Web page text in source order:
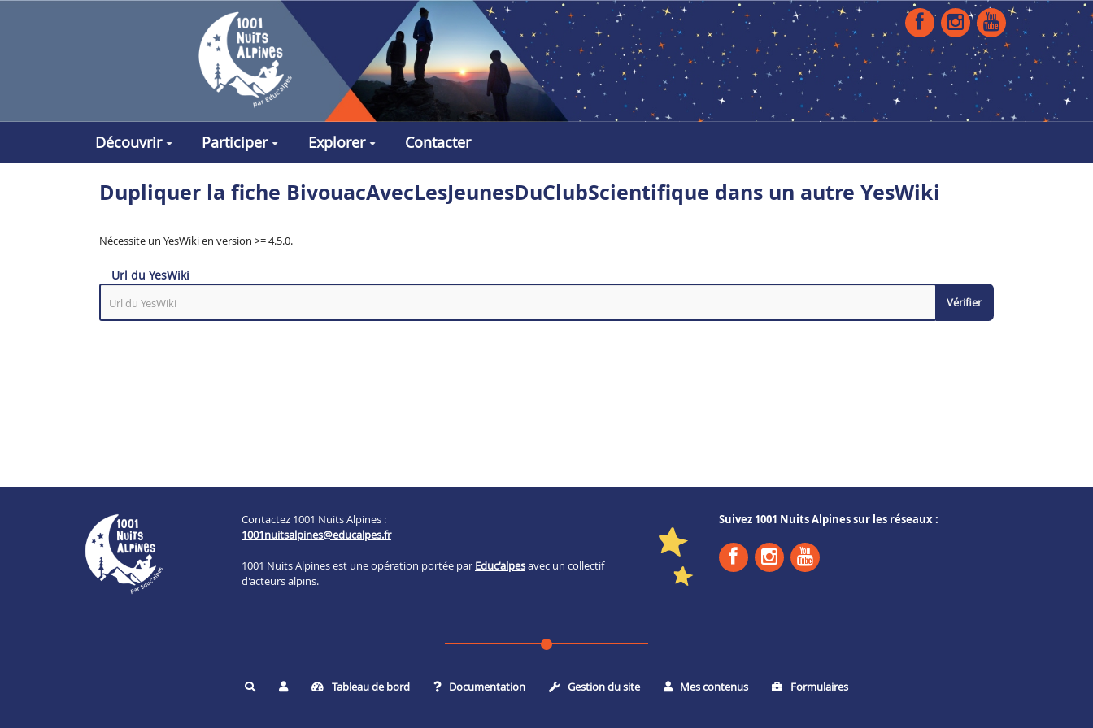
Découvrir Participer Explorer Contacter
Dupliquer la fiche BivouacAvecLesJeunesDuClubScientifique dans un autre YesWiki
Nécessite un YesWiki en version >= 4.5.0.
Url du YesWiki
Vérifier
Contactez 1001 Nuits Alpines :
1001nuitsalpines@educalpes.fr
1001 Nuits Alpines est une opération portée par Educ'alpesavec un collectif
d'acteurs alpins.
Suivez 1001 Nuits Alpines sur les réseaux :
Rechercher Tableau de bord Documentation Gestion du site Mes contenus Formulaires